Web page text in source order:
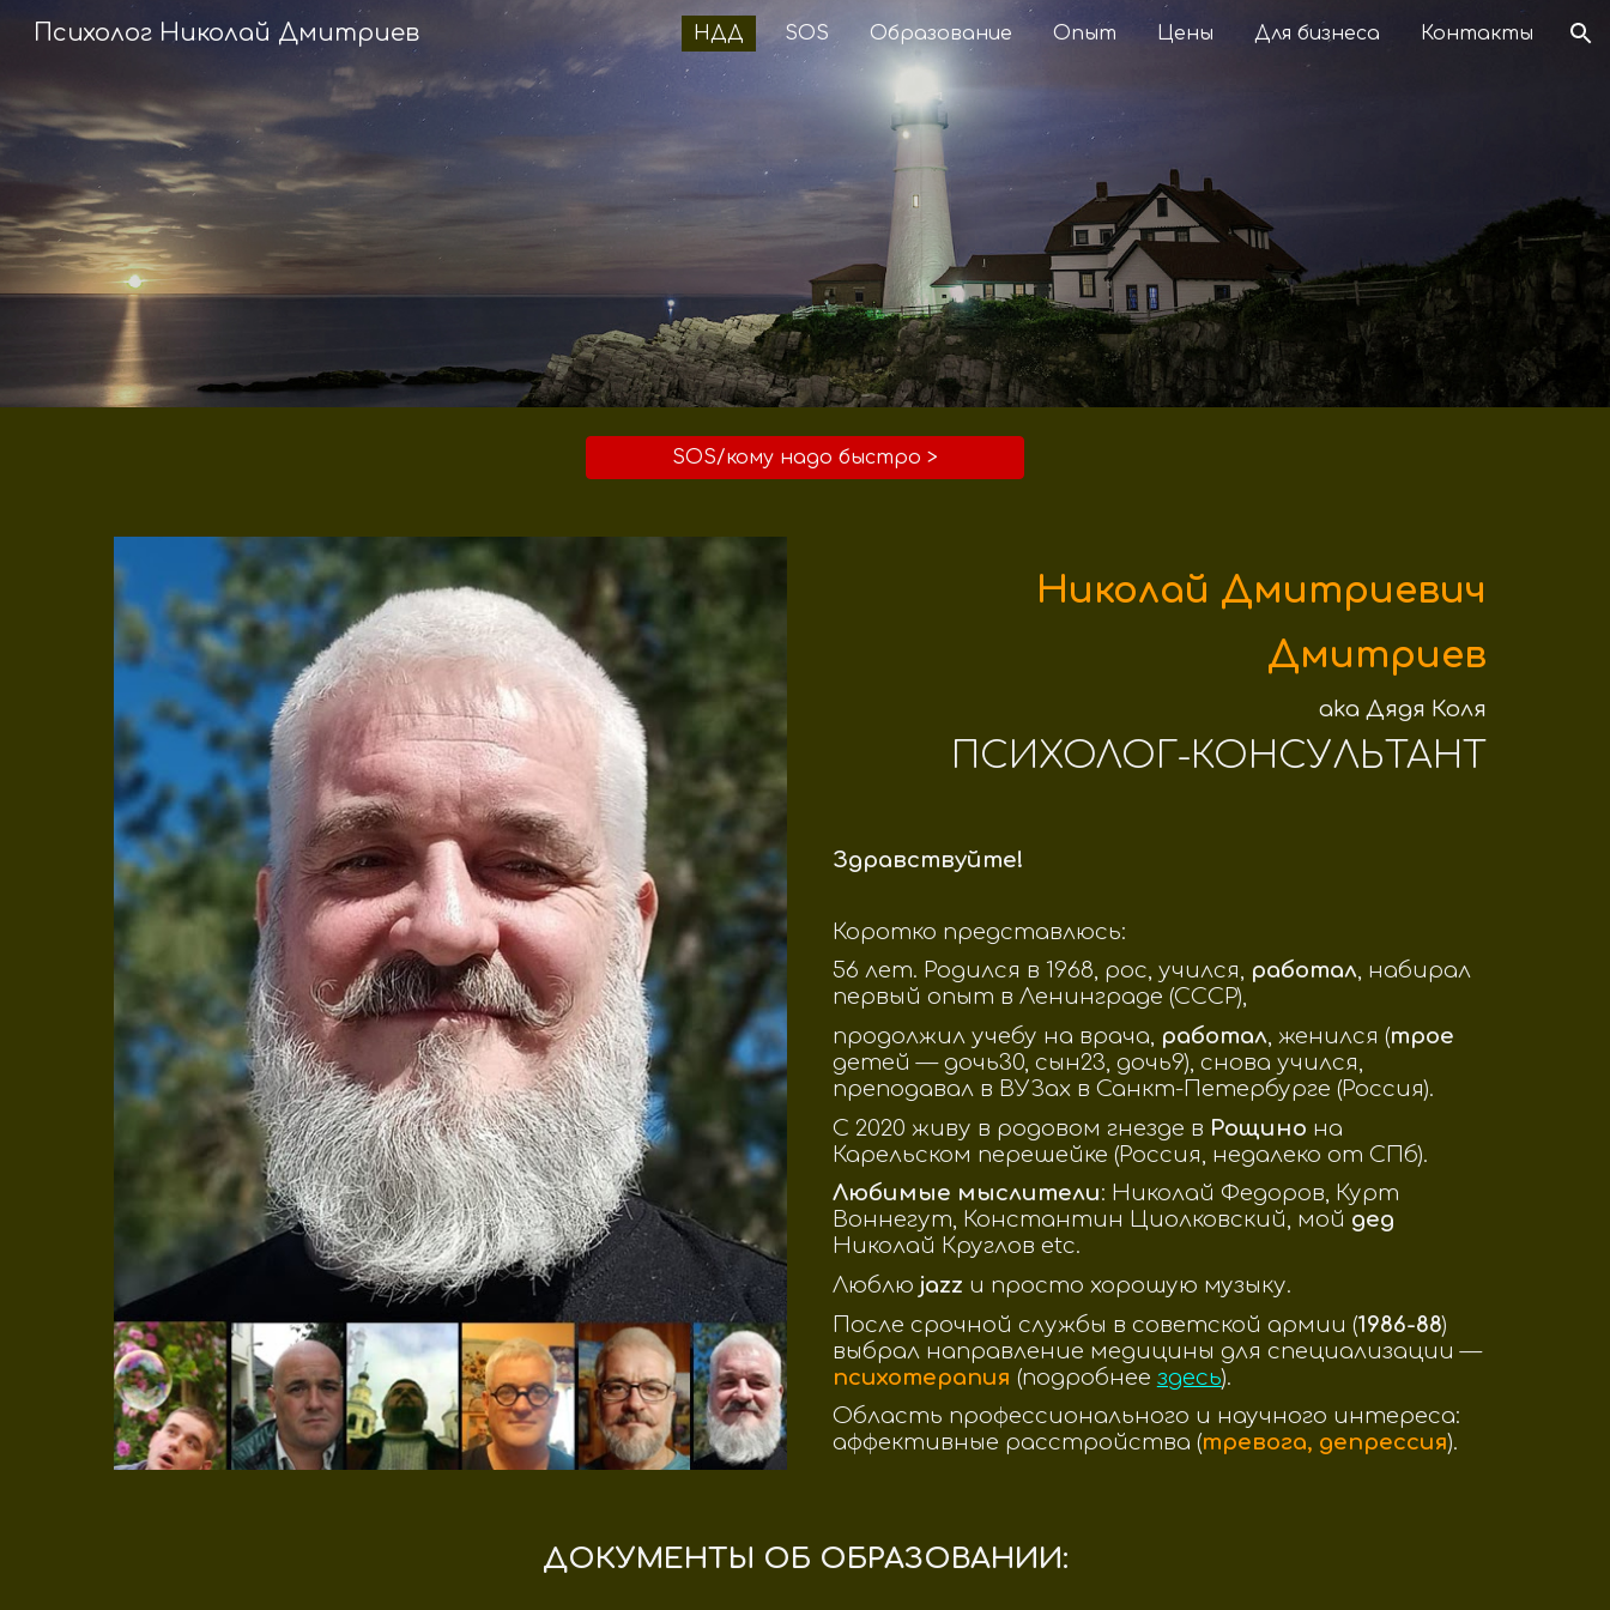
Skip to main content Skip to navigation
Психолог Николай Дмитриев НДД SOS Образование Опыт Цены Для бизнеса Контакты
SOS/кому надо быстро >
Николай Дмитриевич
Дмитриев
aka Дядя Коля
ПСИХОЛОГ-КОНСУЛЬТАНТ
Здравствуйте!
Коротко представлюсь:
56 лет. Родился в 1968, рос, учился, работал, набирал
первый опыт в Ленинграде (СССР),
продолжил учебу на врача, работал, женился (трое
детей— дочь30, сын23, дочь9), снова учился,
преподавал в ВУЗах в Санкт-Петербурге (Россия).
С 2020 живу в родовом гнезде в Рощино на
Карельском перешейке (Россия, недалеко от СПб).
Любимые мыслители: Николай Федоров, Курт
Воннегут, Константин Циолковский, мой дед
Николай Круглов etc.
Люблю jazz и просто хорошую музыку.
После срочной службы в советской армии (1986-88)
выбрал направление медицины для специализации —
психотерапия (подробнее здесь).
Область профессионального и научного интереса:
аффективные расстройства (тревога, депрессия).
ДОКУМЕНТЫ ОБ ОБРАЗОВАНИИ: